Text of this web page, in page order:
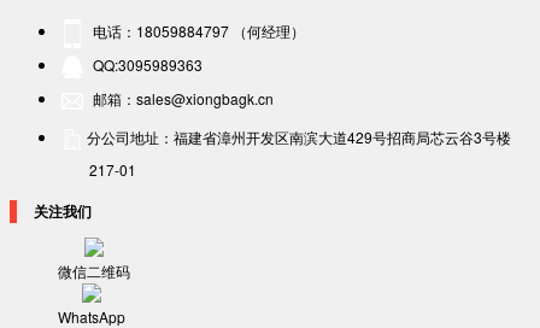
电话：18059884797 （何经理）
QQ:3095989363
邮箱：sales@xiongbagk.cn
分公司地址：福建省漳州开发区南滨大道429号招商局芯云谷3号楼
217-01
关注我们
微信二维码
WhatsApp